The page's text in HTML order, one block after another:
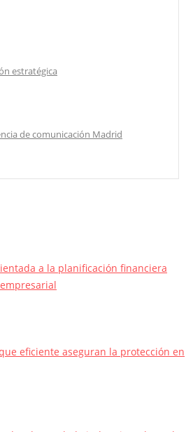
estratégica
de comunicación Madrid
a la planificación financiera
eficiente aseguran la protección en